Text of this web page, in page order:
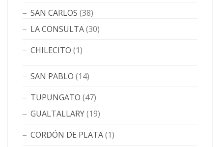
SAN CARLOS (38)
LA CONSULTA(30)
CHILECITO (1)
SAN PABLO (14)
TUPUNGATO (47)
GUALTALLARY(19)
CORDÓN DE PLATA(1)